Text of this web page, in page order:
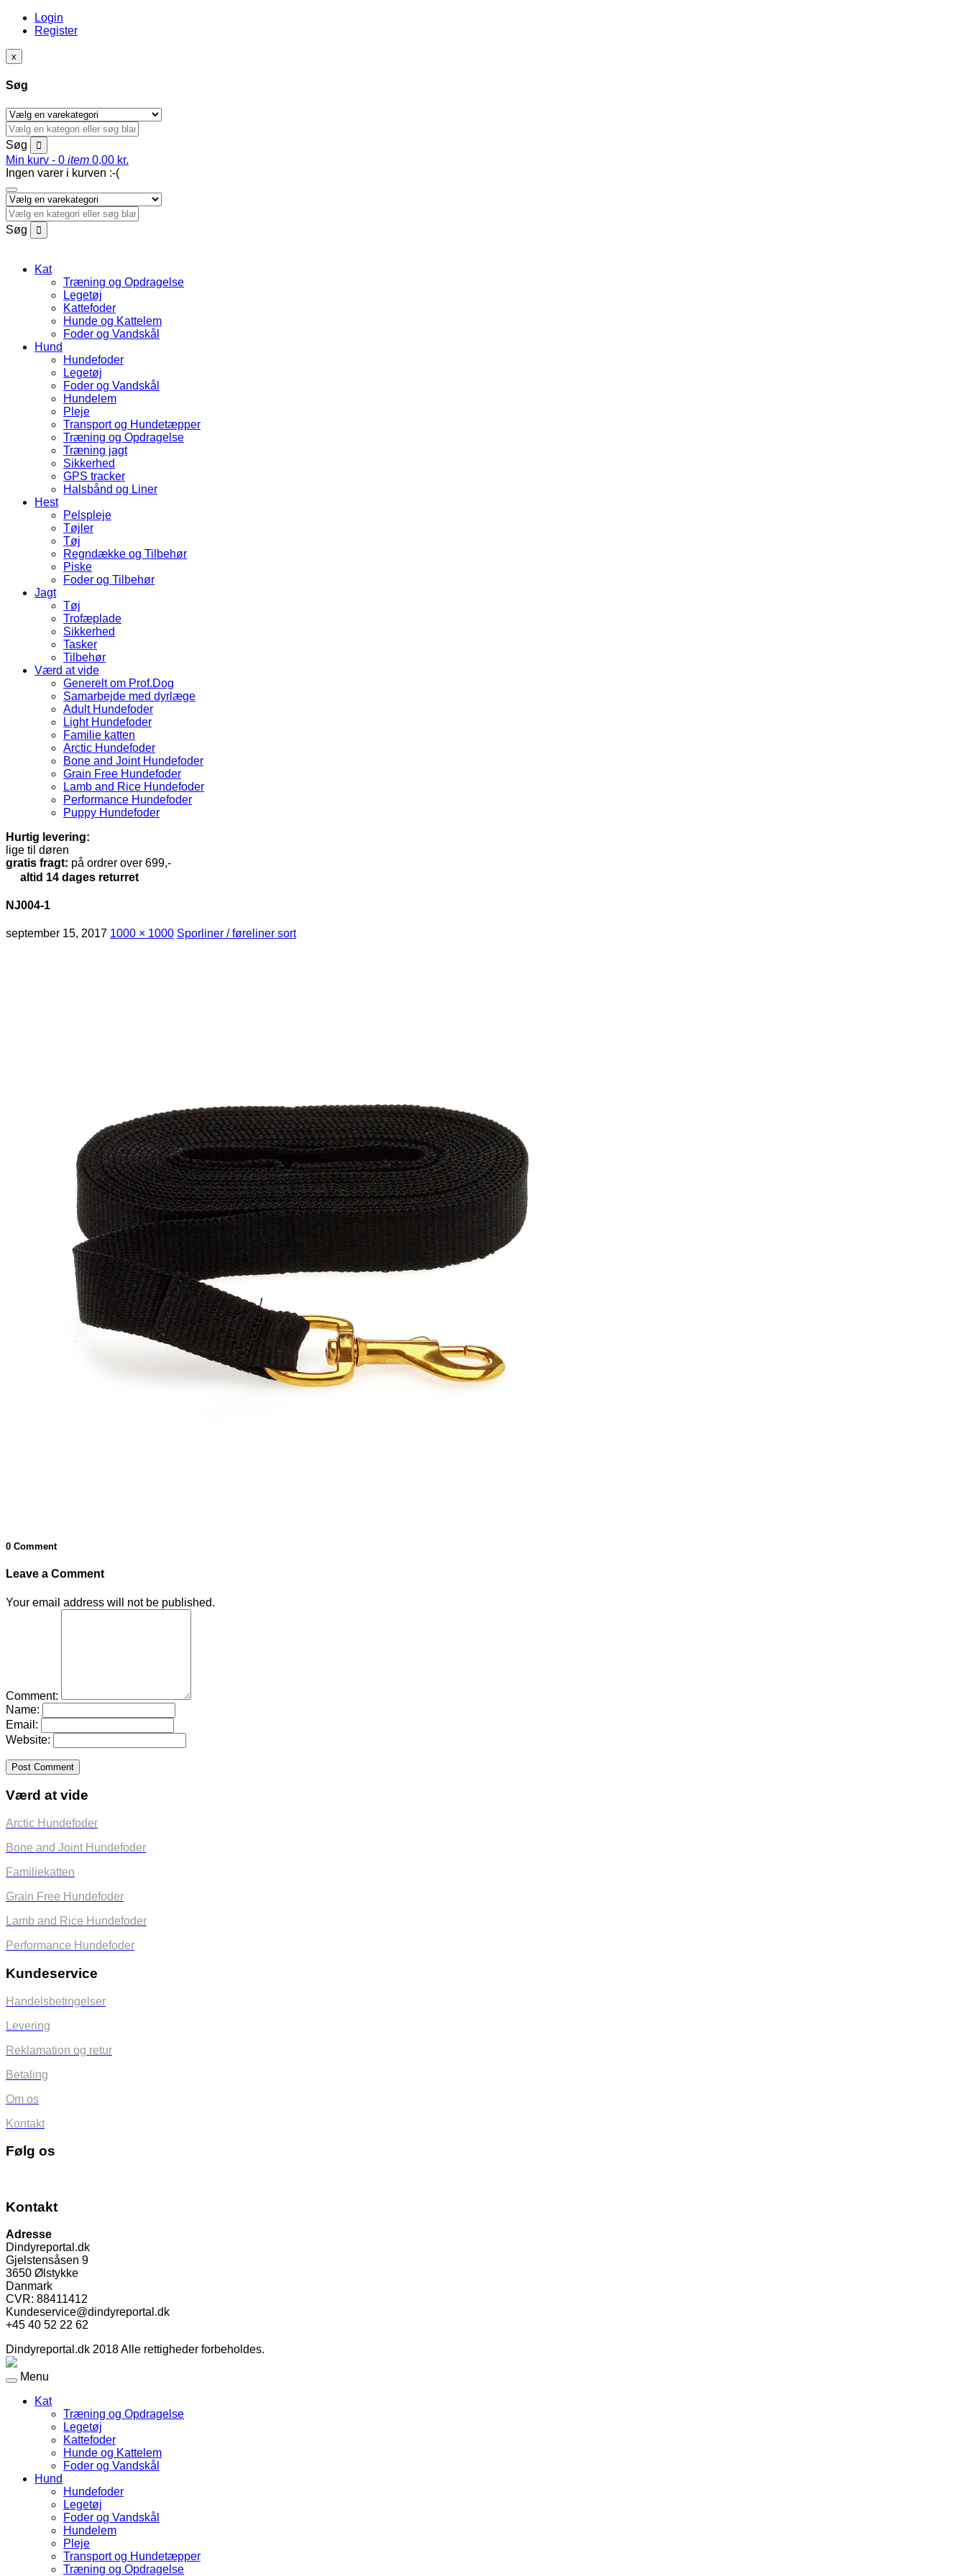
Login
Register
x
Søg
Søg
Min kurv - 0 item 0,00 kr.
Ingen varer i kurven :-(
Søg
Kat
Træning og Opdragelse
Legetøj
Kattefoder
Hunde og Kattelem
Foder og Vandskål
Hund
Hundefoder
Legetøj
Foder og Vandskål
Hundelem
Pleje
Transport og Hundetæpper
Træning og Opdragelse
Træning jagt
Sikkerhed
GPS tracker
Halsbånd og Liner
Hest
Pelspleje
Tøjler
Tøj
Regndække og Tilbehør
Piske
Foder og Tilbehør
Jagt
Tøj
Trofæplade
Sikkerhed
Tasker
Tilbehør
Værd at vide
Generelt om Prof.Dog
Samarbejde med dyrlæge
Adult Hundefoder
Light Hundefoder
Familie katten
Arctic Hundefoder
Bone and Joint Hundefoder
Grain Free Hundefoder
Lamb and Rice Hundefoder
Performance Hundefoder
Puppy Hundefoder
Hurtig levering:
lige til døren
gratis fragt: på ordrer over 699,-
altid 14 dages returret
NJ004-1
september 15, 2017 1000 × 1000 Sporliner / føreliner sort
0 Comment
Leave a Comment
Your email address will not be published.
Comment:
Name:
Email:
Website:
Værd at vide
Arctic Hundefoder
Bone and Joint Hundefoder
Familiekatten
Grain Free Hundefoder
Lamb and Rice Hundefoder
Performance Hundefoder
Kundeservice
Handelsbetingelser
Levering
Reklamation og retur
Betaling
Om os
Kontakt
Følg os
Kontakt
Adresse
Dindyreportal.dk
Gjelstensåsen 9
3650 Ølstykke
Danmark
CVR: 88411412
Kundeservice@dindyreportal.dk
+45 40 52 22 62
Dindyreportal.dk 2018 Alle rettigheder forbeholdes.
Menu
Kat
Træning og Opdragelse
Legetøj
Kattefoder
Hunde og Kattelem
Foder og Vandskål
Hund
Hundefoder
Legetøj
Foder og Vandskål
Hundelem
Pleje
Transport og Hundetæpper
Træning og Opdragelse